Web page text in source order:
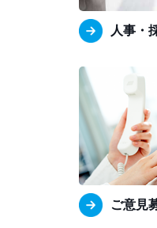
人事・
ご意見